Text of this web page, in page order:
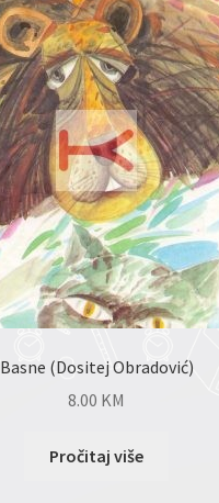
Basne (Dositej Obradović)
8.00 KM
Pročitaj više